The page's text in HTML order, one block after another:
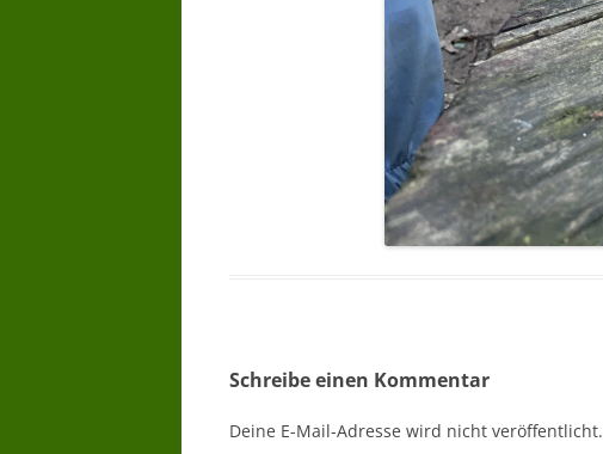
Schreibe einen Kommentar
Deine E-Mail-Adresse wird nicht veröffentlicht.